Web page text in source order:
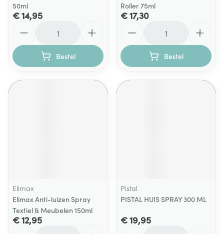
50ml
€ 14,95
Bestel
Roller 75ml
€ 17,30
Bestel
Elimax
Elimax Anti-luizen Spray
Textiel & Meubelen 150ml
€ 12,95
Pistal
PISTAL HUIS SPRAY 300 ML
€ 19,95